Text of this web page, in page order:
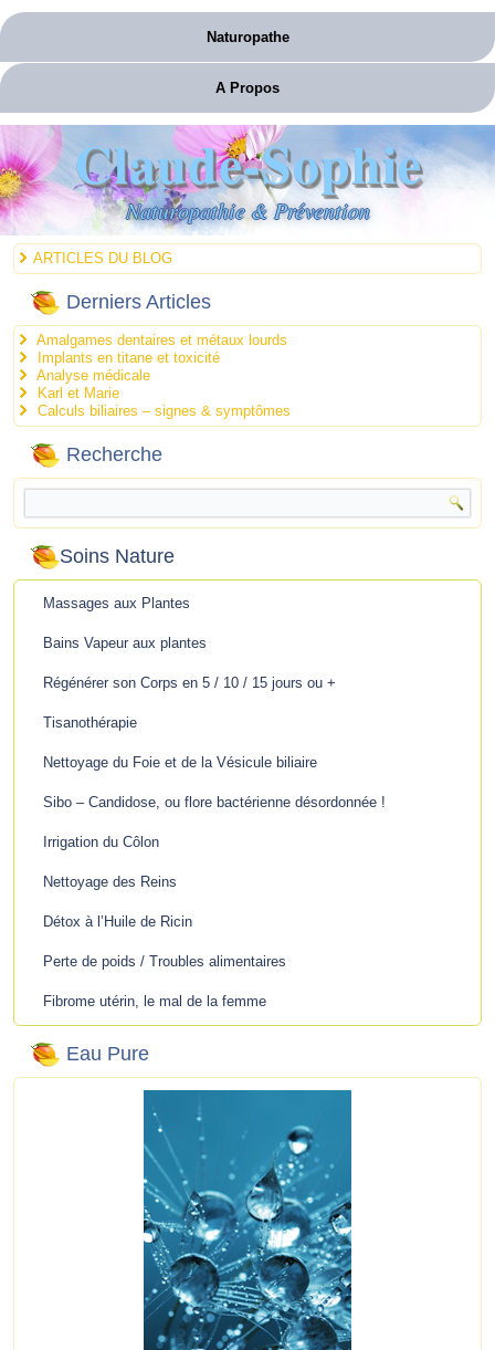
Naturopathe
A Propos
Claude-Sophie
Naturopathie & Prévention
ARTICLES DU BLOG
Derniers Articles
Amalgames dentaires et métaux lourds
Implants en titane et toxicité
Analyse médicale
Karl et Marie
Calculs biliaires – signes & symptômes
Recherche
Soins Nature
Massages aux Plantes
Bains Vapeur aux plantes
Régénérer son Corps en 5 / 10 / 15 jours ou +
Tisanothérapie
Nettoyage du Foie et de la Vésicule biliaire
Sibo – Candidose, ou flore bactérienne désordonnée !
Irrigation du Côlon
Nettoyage des Reins
Détox à l’Huile de Ricin
Perte de poids / Troubles alimentaires
Fibrome utérin, le mal de la femme
Eau Pure